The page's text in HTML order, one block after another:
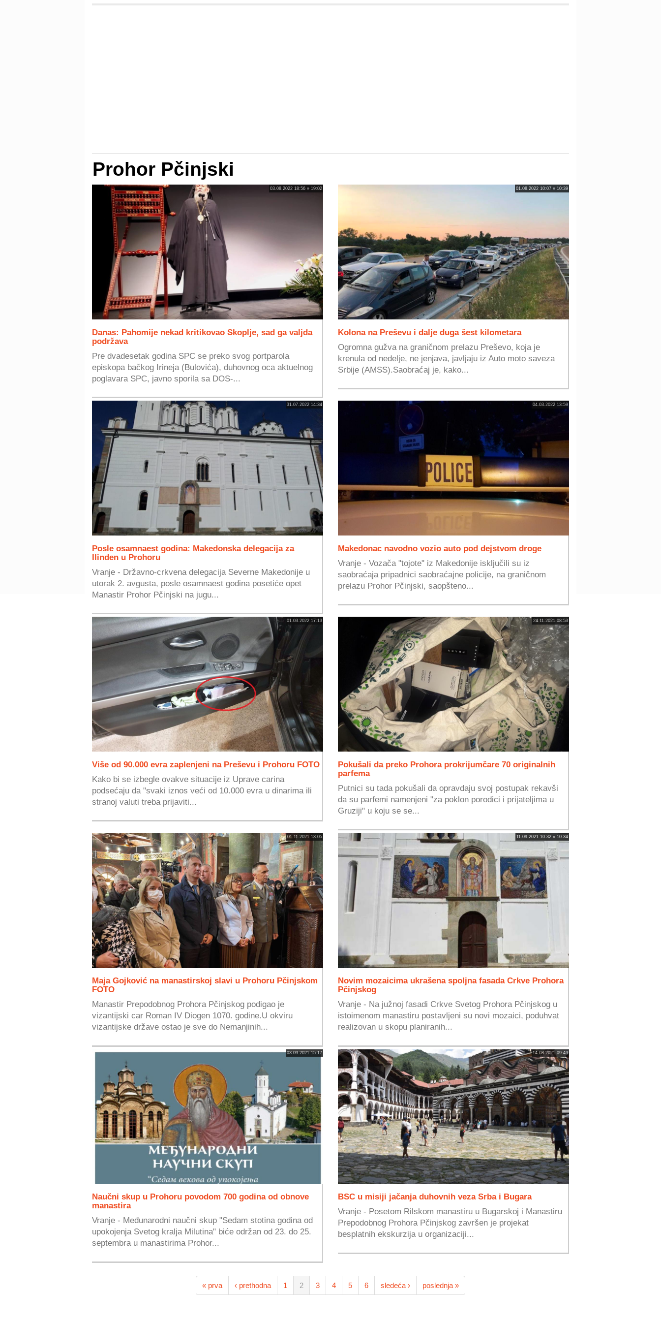
Prohor Pčinjski
03.08.2022 18:56 » 19:02
Danas: Pahomije nekad kritikovao Skoplje, sad ga valjda
podržava
Pre dvadesetak godina SPC se preko svog portparola
episkopa bačkog Irineja (Bulovića), duhovnog oca aktuelnog
poglavara SPC, javno sporila sa DOS-...
01.08.2022 10:07 » 10:39
Kolona na Preševu i dalje duga šest kilometara
Ogromna gužva na graničnom prelazu Preševo, koja je
krenula od nedelje, ne jenjava, javljaju iz Auto moto saveza
Srbije (AMSS).Saobraćaj je, kako...
31.07.2022 14:34
Posle osamnaest godina: Makedonska delegacija za
Ilinden u Prohoru
Vranje - Državno-crkvena delegacija Severne Makedonije u
utorak 2. avgusta, posle osamnaest godina posetiće opet
Manastir Prohor Pčinjski na jugu...
04.03.2022 13:59
Makedonac navodno vozio auto pod dejstvom droge
Vranje - Vozača "tojote" iz Makedonije isključili su iz
saobraćaja pripadnici saobraćajne policije, na graničnom
prelazu Prohor Pčinjski, saopšteno...
01.03.2022 17:13
Više od 90.000 evra zaplenjeni na Preševu i Prohoru FOTO
Kako bi se izbegle ovakve situacije iz Uprave carina
podsećaju da "svaki iznos veći od 10.000 evra u dinarima ili
stranoj valuti treba prijaviti...
24.11.2021 08:53
Pokušali da preko Prohora prokrijumčare 70 originalnih
parfema
Putnici su tada pokušali da opravdaju svoj postupak rekavši
da su parfemi namenjeni "za poklon porodici i prijateljima u
Gruziji" u koju se se...
01.11.2021 13:05
Maja Gojković na manastirskoj slavi u Prohoru Pčinjskom
FOTO
Manastir Prepodobnog Prohora Pčinjskog podigao je
vizantijski car Roman IV Diogen 1070. godine.U okviru
vizantijske države ostao je sve do Nemanjinih...
11.09.2021 10:32 » 10:34
Novim mozaicima ukrašena spoljna fasada Crkve Prohora
Pčinjskog
Vranje - Na južnoj fasadi Crkve Svetog Prohora Pčinjskog u
istoimenom manastiru postavljeni su novi mozaici, poduhvat
realizovan u skopu planiranih...
03.09.2021 15:17
Naučni skup u Prohoru povodom 700 godina od obnove
manastira
Vranje - Međunarodni naučni skup "Sedam stotina godina od
upokojenja Svetog kralja Milutina" biće održan od 23. do 25.
septembra u manastirima Prohor...
14.08.2021 09:49
BSC u misiji jačanja duhovnih veza Srba i Bugara
Vranje - Posetom Rilskom manastiru u Bugarskoj i Manastiru
Prepodobnog Prohora Pčinjskog završen je projekat
besplatnih ekskurzija u organizaciji...
« prva ‹ prethodna 1 2 3 4 5 6 sledeća › poslednja »